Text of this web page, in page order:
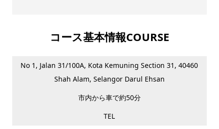
コース基本情報COURSE
No 1, Jalan 31/100A, Kota Kemuning Section 31, 40460
Shah Alam, Selangor Darul Ehsan
市内から車で約50分
TEL